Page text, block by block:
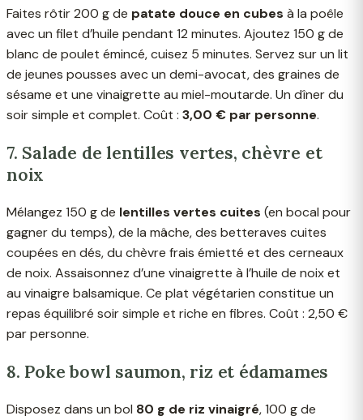
Faites rôtir 200 g de patate douce en cubes à la poêle
avec un filet d’huile pendant 12 minutes. Ajoutez 150 g de
blanc de poulet émincé, cuisez 5 minutes. Servez sur un lit
de jeunes pousses avec un demi-avocat, des graines de
sésame et une vinaigrette au miel-moutarde. Un dîner du
soir simple et complet. Coût : 3,00 € par personne.
7. Salade de lentilles vertes, chèvre et
noix
Mélangez 150 g de lentilles vertes cuites (en bocal pour
gagner du temps), de la mâche, des betteraves cuites
coupées en dés, du chèvre frais émietté et des cerneaux
de noix. Assaisonnez d’une vinaigrette à l’huile de noix et
au vinaigre balsamique. Ce plat végétarien constitue un
repas équilibré soir simple et riche en fibres. Coût : 2,50 €
par personne.
8. Poke bowl saumon, riz et édamames
Disposez dans un bol 80 g de riz vinaigré, 100 g de